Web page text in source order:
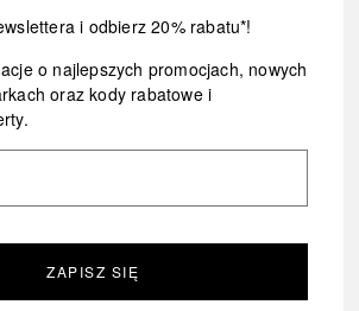
i odbierz 20% rabatu*!
o najlepszych promocjach, nowych
oraz kody rabatowe i
ZAPISZ SIĘ